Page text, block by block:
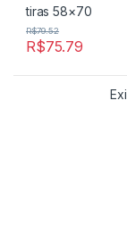
R$75.79
R$79.52